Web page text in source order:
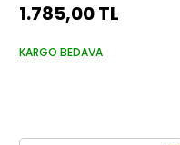
1.785,00 TL
KARGO BEDAVA